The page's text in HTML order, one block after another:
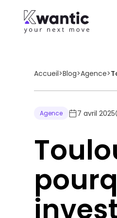
Accueil>Blog>Agence>
Agence 7 avril 2025